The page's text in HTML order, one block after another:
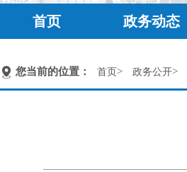
首页 政务动态
您当前的位置： 首页> 政务公开>